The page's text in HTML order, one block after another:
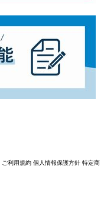
ご利用規約 個人情報保護方針 特定商